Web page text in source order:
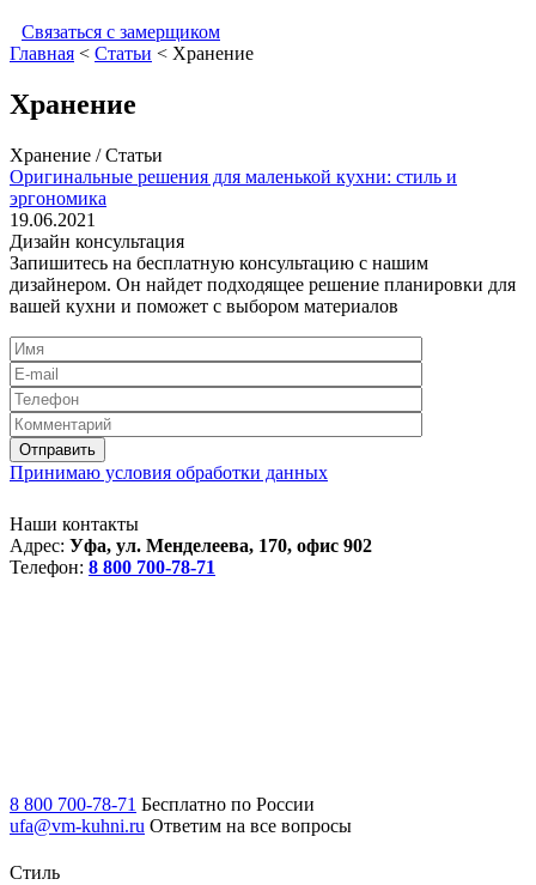
Связаться с замерщиком
Главная < Статьи < Хранение
Хранение
Хранение / Статьи
Оригинальные решения для маленькой кухни: стиль и
эргономика
19.06.2021
Дизайн консультация
Запишитесь на бесплатную консультацию с нашим
дизайнером. Он найдет подходящее решение планировки для
вашей кухни и поможет с выбором материалов
Принимаю условия обработки данных
Наши контакты
Адрес: Уфа, ул. Менделеева, 170, офис 902
Телефон: 8 800 700-78-71
8 800 700-78-71 Бесплатно по России
ufa@vm-kuhni.ru Ответим на все вопросы
Стиль